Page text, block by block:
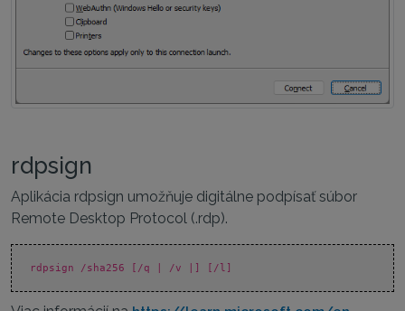
rdpsign
Aplikácia rdpsign umožňuje digitálne podpísať súbor
Remote Desktop Protocol (.rdp).
rdpsign /sha256 [/q | /v |] [/l]